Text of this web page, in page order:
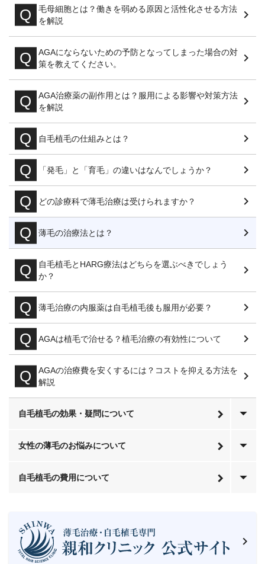
毛母細胞とは？働きを弱める原因と活性化させる方法
を解説
AGAにならないための予防となってしまった場合の対
策を教えてください。
AGA治療薬の副作用とは？服用による影響や対策方法
を解説
自毛植毛の仕組みとは？
「発毛」と「育毛」の違いはなんでしょうか？
どの診療科で薄毛治療は受けられますか？
薄毛の治療法とは？
自毛植毛とHARG療法はどちらを選ぶべきでしょう
か？
薄毛治療の内服薬は自毛植毛後も服用が必要？
AGAは植毛で治せる？植毛治療の有効性について
AGAの治療費を安くするには？コストを抑える方法を
解説
自毛植毛の効果・疑問について
女性の薄毛のお悩みについて
自毛植毛の費用について